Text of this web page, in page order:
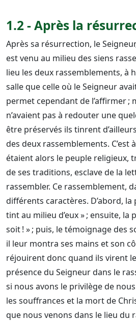
1.2 - Après la
Après sa résurrection, le
est venu au milieu des siens
lieu les deux rassemblements, à
salle que celle où le Seigneur
permet cependant de l’affirmer ;
n’avaient pas à redouter une
être préservés ils tinrent
des deux rassemblements. C’est
étaient alors le peuple religieux,
de ses traditions, esclave de la
rassembler. Ce rassemblement,
différents caractères. D’abord, la
tint au milieu d’eux » ; ensuite, la
soit ! » ; puis, le témoignage des
il leur montra ses mains et son
réjouirent donc quand ils virent
présence du Seigneur dans le
si nous avons le privilège de
les souffrances et la mort de
que nous venons dans le lieu du